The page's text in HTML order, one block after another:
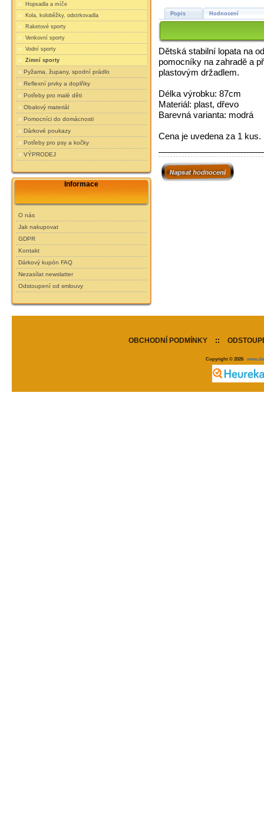
Hopsadla a míče
Kola, koloběžky, odstrkovadla
Raketové sporty
Venkovní sporty
Vodní sporty
Zimní sporty
Pyžama, župany, spodní prádlo
Reflexní prvky a doplňky
Potřeby pro malé děti
Obalový materiál
Pomocníci do domácnosti
Dárkové poukazy
Potřeby pro psy a kočky
VÝPRODEJ
Informace
O nás
Jak nakupovat
GDPR
Kontakt
Dárkový kupón FAQ
Nezasílat newslatter
Odstoupení od smlouvy
Popis Hodnocení
Dětská stabilní lopata na
pomocníky na zahradě a
plastovým držadlem.
Délka výrobku: 87cm
Materiál: plast, dřevo
Barevná varianta: modrá
Cena je uvedena za 1 kus.
OBCHODNÍ PODMÍNKY ::
Copyright © 2026